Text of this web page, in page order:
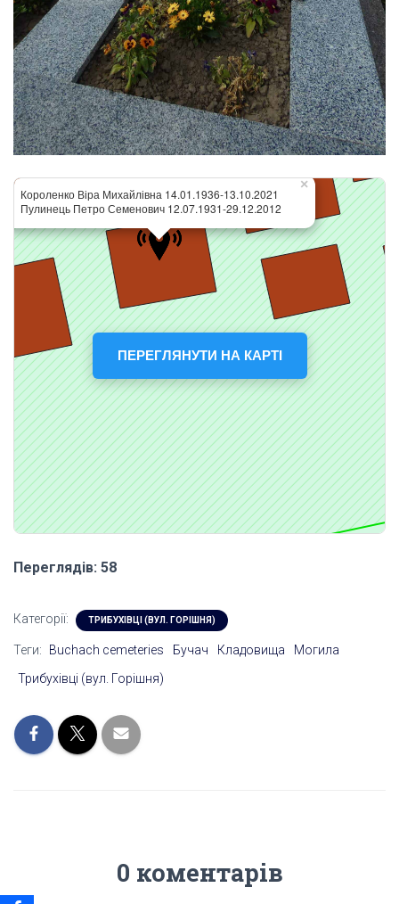
ПЕРЕГЛЯНУТИ НА КАРТІ
Переглядів: 58
Категорії: ТРИБУХІВЦІ (ВУЛ. ГОРІШНЯ)
Теги: Buchach cemeteries Бучач Кладовища
Могила
Трибухівці (вул. Горішня)
0 коментарів